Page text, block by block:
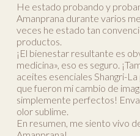
He estado probando y
Amanprana durante varios
veces he estado tan
productos.
¡El bienestar resultante es
medicina», eso es seguro.
aceites esenciales Shangri-
que fueron mi cambio de
simplemente perfectos!
olor sublime.
En resumen, me siento vivo